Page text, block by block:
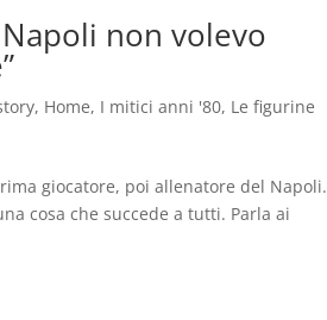
non volevo
, Home, I mitici anni '80, Le figurine
giocatore, poi allenatore del Napoli.
cosa che succede a tutti. Parla ai